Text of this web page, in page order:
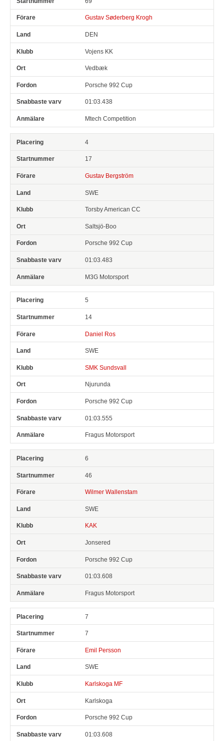
Gustav Søderberg Krogh
DEN
Vojens KK
Vedbæk
Porsche 992 Cup
01:03.438
Mtech Competition
4
17
Gustav Bergström
SWE
Torsby American CC
Saltsjö-Boo
Porsche 992 Cup
01:03.483
M3G Motorsport
5
14
Daniel Ros
SWE
SMK Sundsvall
Njurunda
Porsche 992 Cup
01:03.555
Fragus Motorsport
6
46
Wilmer Wallenstam
SWE
KAK
Jonsered
Porsche 992 Cup
01:03.608
Fragus Motorsport
7
7
Emil Persson
SWE
Karlskoga MF
Karlskoga
Porsche 992 Cup
01:03.608